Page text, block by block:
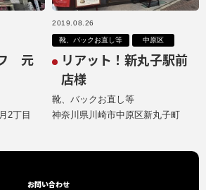
元
2丁目
2019.08.26
靴、バックお直し等 中原区
リアット！新丸子駅前
店様
靴、バックお直し等
神奈川県川崎市中原区新丸子町
お問い合わせ